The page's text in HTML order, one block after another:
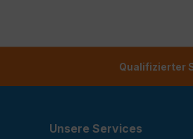
Qualifizierter
Unsere Services